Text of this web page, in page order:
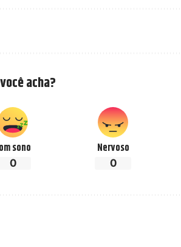
acha?
sono
0
Nervoso
0